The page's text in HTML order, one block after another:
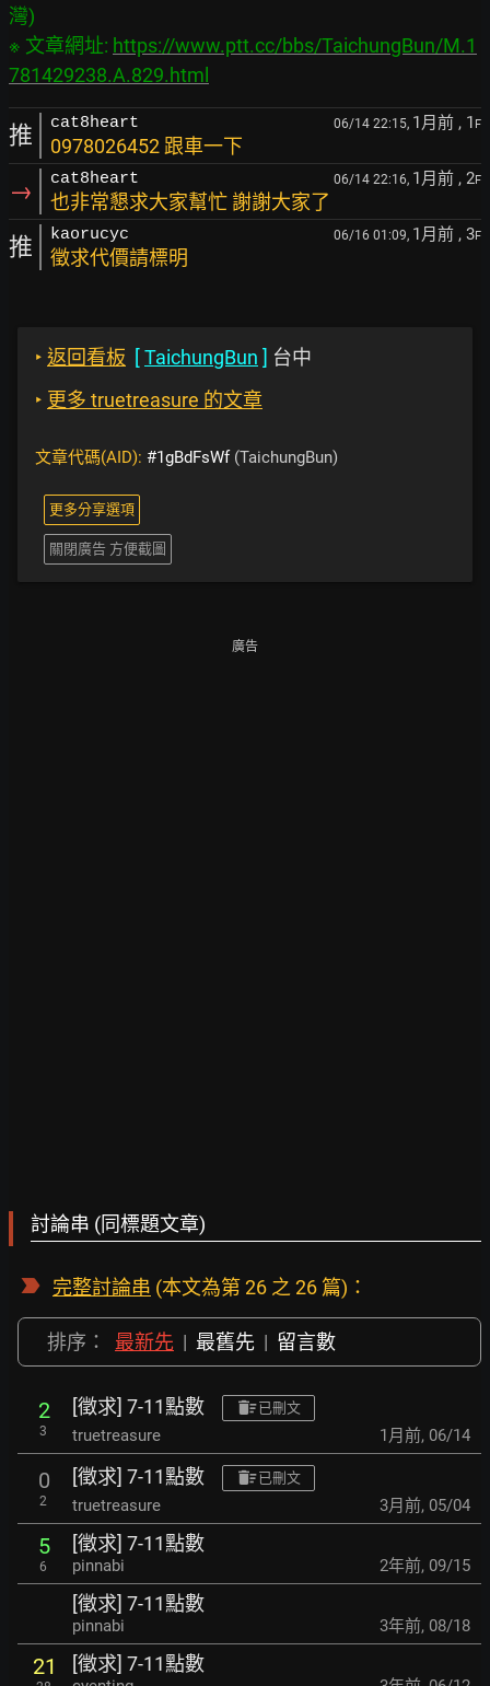
灣)
※ 文章網址: https://www.ptt.cc/bbs/TaichungBun/M.1
781429238.A.829.html
推 cat8heart 06/14 22:15, 1月前 , 1 F
0978026452 跟車一下
→ cat8heart 06/14 22:16, 1月前 , 2F
也非常懇求大家幫忙 謝謝大家了
推 kaorucyc 06/16 01:09, 1月前 , 3F
徵求代價請標明
‣ 返回看板 [TaichungBun ] 台中
‣ 更多 truetreasure 的文章
文章代碼(AID): #1gBdFsWf(TaichungBun)
更多分享選項
關閉廣告 方便截圖
廣告
討論串 (同標題文章)
完整討論串 (本文為第 26 之 26 篇)：
排序： 最新先 | 最舊先 | 留言數
2
3
[徵求] 7-11點數 已刪文
truetreasure 1月前, 06/14
0
2
[徵求] 7-11點數 已刪文
truetreasure 3月前, 05/04
5
6
[徵求] 7-11點數
pinnabi 2年前, 09/15
[徵求] 7-11點數
pinnabi 3年前, 08/18
21 [徵求] 7-11點數